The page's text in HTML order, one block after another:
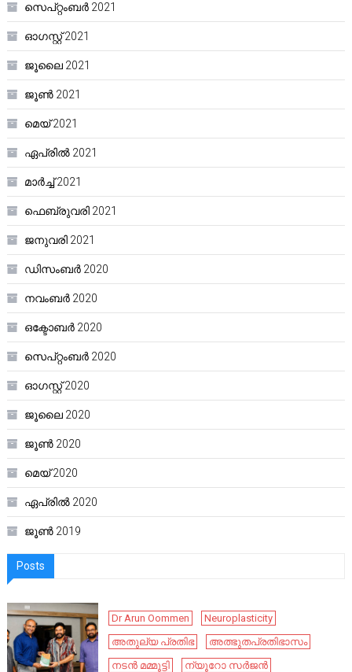
സെപ്റ്റംബർ 2021
ഓഗസ്റ്റ്‌ 2021
ജൂലൈ 2021
ജൂൺ 2021
മെയ്‌ 2021
ഏപ്രിൽ 2021
മാർച്ച്‌ 2021
ഫെബ്രുവരി 2021
ജനുവരി 2021
ഡിസംബർ 2020
നവംബർ 2020
ഒക്ടോബർ 2020
സെപ്റ്റംബർ 2020
ഓഗസ്റ്റ്‌ 2020
ജൂലൈ 2020
ജൂൺ 2020
മെയ്‌ 2020
ഏപ്രിൽ 2020
ജൂൺ 2019
Posts
Dr Arun Oommen
Neuroplasticity
അതുല്യ പ്രതിഭ
അത്ഭുതപ്രതിഭാസം
നടൻ മമ്മൂട്ടി
ന്യൂറോ സർജൻ